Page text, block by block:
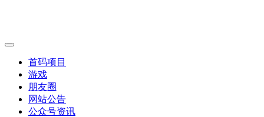
首码项目
游戏
朋友圈
网站公告
公众号资讯